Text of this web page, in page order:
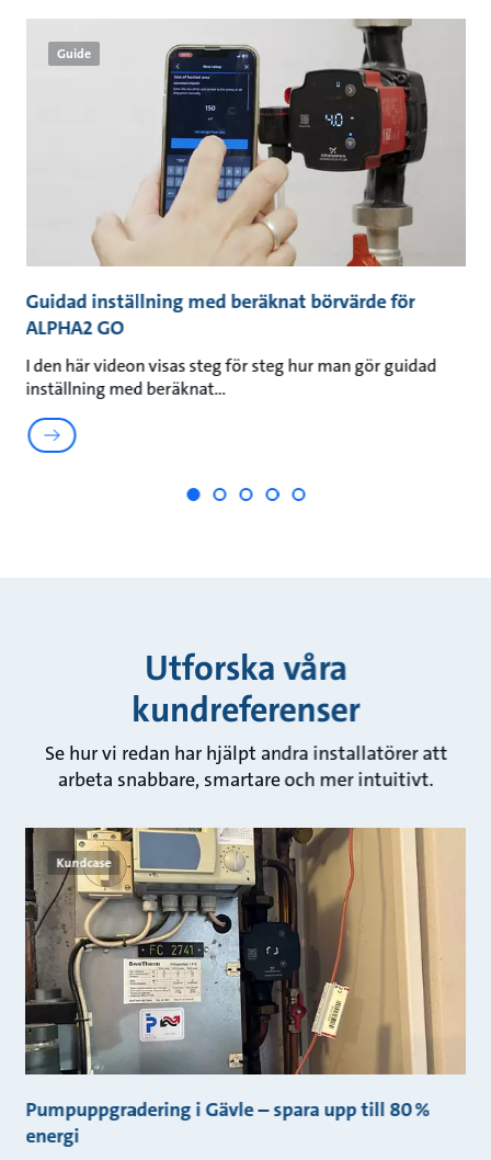
Guide
Guidad inställning med beräknat börvärde för
ALPHA2 GO
I den här videon visas steg för steg hur man gör guidad
inställning med beräknat
Utforska våra
kundreferenser
Se hur vi redan har hjälpt andra installatörer att
arbeta snabbare, smartare och mer intuitivt.
Kundcase
Pumpuppgradering i Gävle – spara upp till 80 %
energi